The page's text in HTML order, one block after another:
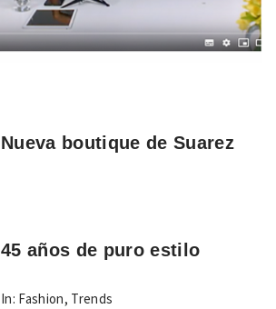
Nueva boutique de Suarez
45 años de puro estilo
In: Fashion, Trends